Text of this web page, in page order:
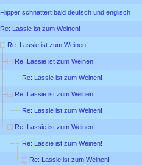
Flipper schnattert bald deutsch und englisch
Re: Lassie ist zum Weinen!
Re: Lassie ist zum Weinen!
Re: Lassie ist zum Weinen!
Re: Lassie ist zum Weinen!
Re: Lassie ist zum Weinen!
Re: Lassie ist zum Weinen!
Re: Lassie ist zum Weinen!
Re: Lassie ist zum Weinen!
Re: Lassie ist zum Weinen!